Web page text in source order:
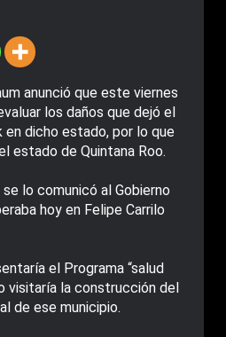
anunció que este viernes
los daños que dejó el
en dicho estado, por lo que
estado de Quintana Roo.
lo comunicó al Gobierno
hoy en Felipe Carrilo
el Programa “salud
visitaría la construcción del
de ese municipio.